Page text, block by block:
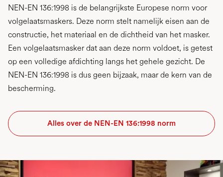
NEN-EN 136:1998 is de belangrijkste Europese norm voor
volgelaatsmaskers. Deze norm stelt namelijk eisen aan de
constructie, het materiaal en de dichtheid van het masker.
Een volgelaatsmasker dat aan deze norm voldoet, is getest
op een volledige afdichting langs het gehele gezicht. De
NEN-EN 136:1998 is dus geen bijzaak, maar de kern van de
bescherming.
Alles over de NEN-EN 136:1998 norm